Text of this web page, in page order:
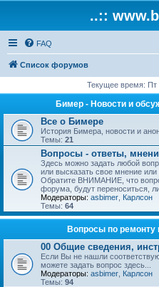
..::
FAQ
Список форумов
Текущее время: Пт
Бимер - Новости и
Все о Бимере
История Бимера, новости и
Темы: 21
Вопросы - ответы,
Здесь можно задать любой
или высказать свое мнение или
Обратите ВНИМАНИЕ, что
форума, будут переноситься,
Модераторы: asbimer Карлсон
Темы: 64
Вопросы по
00 Общие сведения,
Если Вы не нашли
можете задать вопрос здесь...
Модераторы: asbimer Карлсон
Темы: 94